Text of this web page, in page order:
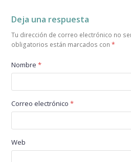
Deja una respuesta
Tu dirección de correo electrónico no
obligatorios están marcados con*
Nombre*
Correo electrónico*
Web